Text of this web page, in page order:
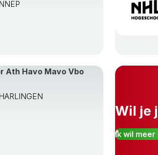
Ath Havo Mavo Vbo
Wil je
Ik wil